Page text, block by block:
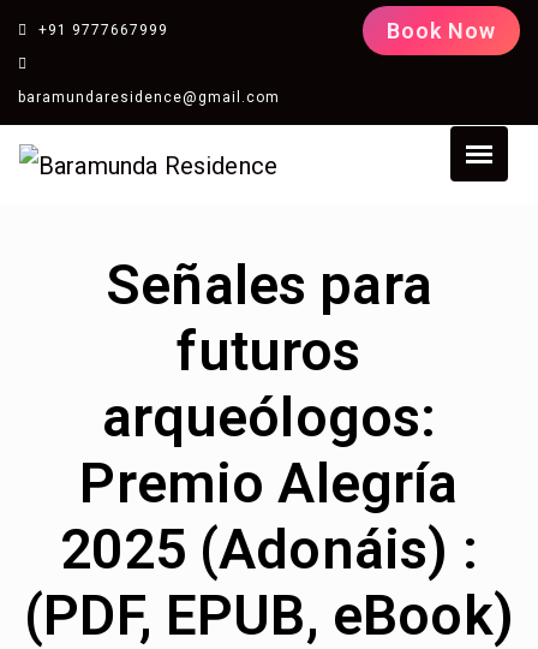
+91 9777667999
baramundaresidence@gmail.com
Book Now
Señales para
futuros
arqueólogos:
Premio Alegría
2025 (Adonáis) :
(PDF, EPUB, eBook)